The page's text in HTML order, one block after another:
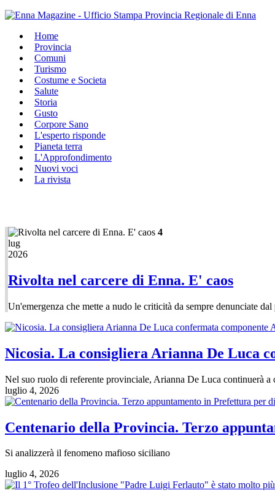
Home
Provincia
Comuni
Turismo
Costume e Societa
Salute
Storia
Gusto
Corpore Sano
L'esperto risponde
Pianeta terra
L'Approfondimento
Nuovi voci
La rivista
4
lug
2026
Rivolta nel carcere di Enna. E' caos
Un'emergenza che mette a nudo le criticità da sempre denunciate
Nicosia. La consigliera Arianna De Luca
Nel suo ruolo di referente provinciale, Arianna De Luca continuerà
luglio 4, 2026
Centenario della Provincia. Terzo
Si analizzerà il fenomeno mafioso siciliano
luglio 4, 2026